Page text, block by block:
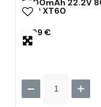
2500mAh 22.2V
6S1P XT60
61,99 €